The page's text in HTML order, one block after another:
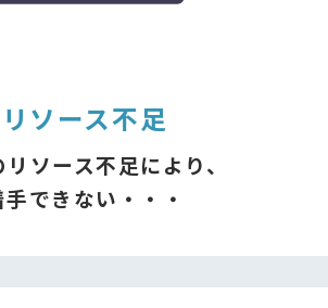
リソース不足
ソース不足により、
手できない・・・